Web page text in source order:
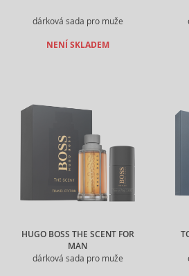
dárková sada pro muže
NENÍ SKLADEM
HUGO BOSS THE SCENT FOR
MAN
dárková sada pro muže